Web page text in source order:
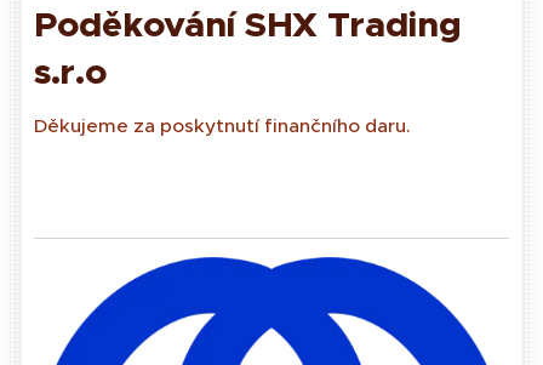
Poděkování SHX Trading
s.r.o
Děkujeme za poskytnutí finančního daru.